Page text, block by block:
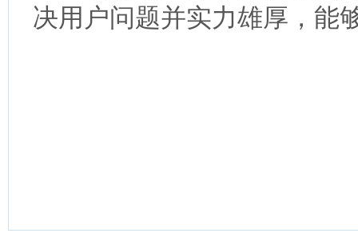
决用户问题并实力雄厚，能